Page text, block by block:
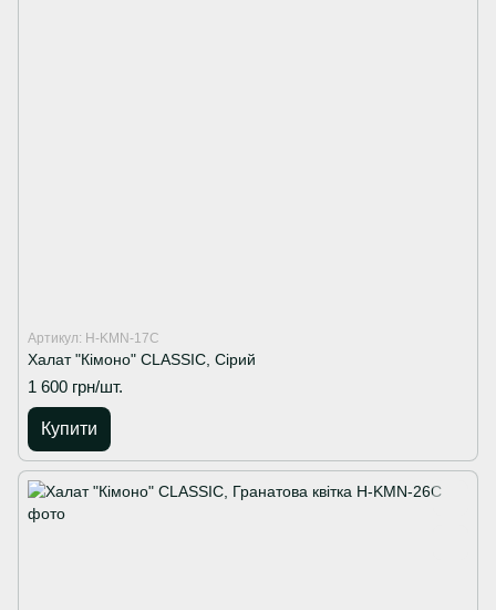
Артикул: H-KMN-17C
Халат "Кімоно" CLASSIC, Сірий
1 600 грн/шт.
Купити